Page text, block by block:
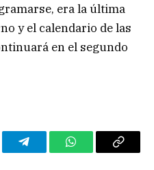
era la última
y el calendario de las
en el segundo
TelegramWhatsAppCopy